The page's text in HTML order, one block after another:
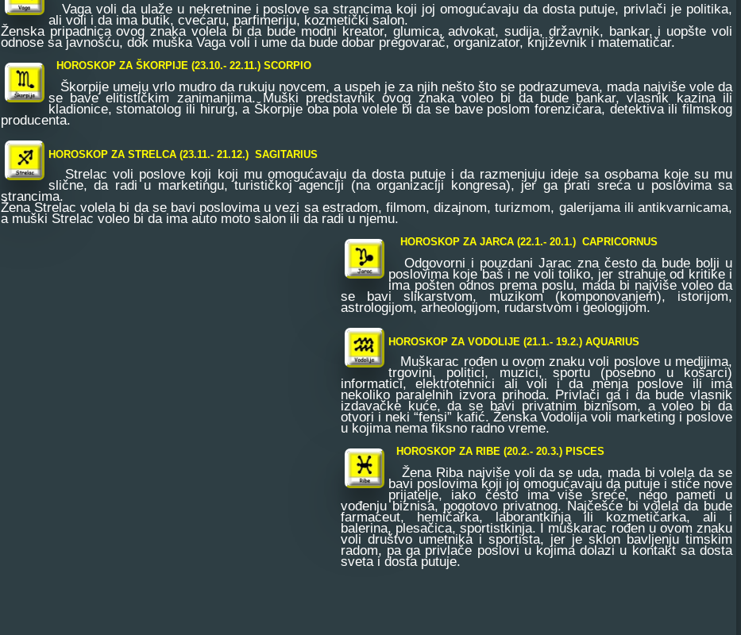
Vaga voli da ulaže u nekretnine i poslove sa strancima koji joj omogućavaju da dosta putuje, privlači je politika,
ali voli i da ima butik, cvećaru, parfimeriju, kozmetički salon.
Ženska pripadnica ovog znaka volela bi da bude modni kreator, glumica, advokat, sudija, državnik, bankar, i uopšte voli
odnose sa javnošću, dok muška Vaga voli i ume da bude dobar pregovarač, organizator, književnik i matematičar.
HOROSKOP ZA ŠKORPIJE (23.10.- 22.11.) SCORPIO
Škorpije umeju vrlo mudro da rukuju novcem, a uspeh je za njih nešto što se podrazumeva, mada najviše vole da
se bave elitističkim zanimanjima. Muški predstavnik ovog znaka voleo bi da bude bankar, vlasnik kazina ili
kladionice, stomatolog ili hirurg, a Škorpije oba pola volele bi da se bave poslom forenzičara, detektiva ili filmskog
producenta.
HOROSKOP ZA STRELCA (23.11.- 21.12.) SAGITARIUS
Strelac voli poslove koji koji mu omogućavaju da dosta putuje i da razmenjuju ideje sa osobama koje su mu
slične, da radi u marketingu, turističkoj agenciji (na organizaciji kongresa), jer ga prati sreća u poslovima sa
strancima.
Žena Strelac volela bi da se bavi poslovima u vezi sa estradom, filmom, dizajnom, turizmom, galerijama ili antikvarnicama,
a muški Strelac voleo bi da ima auto moto salon ili da radi u njemu.
HOROSKOP ZA JARCA (22.1.- 20.1.) CAPRICORNUS
Odgovorni i pouzdani Jarac zna često da bude bolji u
poslovima koje baš i ne voli toliko, jer strahuje od kritike i
ima pošten odnos prema poslu, mada bi najviše voleo da
se bavi slikarstvom, muzikom (komponovanjem), istorijom,
astrologijom, arheologijom, rudarstvom i geologijom.
HOROSKOP ZA VODOLIJE (21.1.- 19.2.) AQUARIUS
Muškarac rođen u ovom znaku voli poslove u medijima,
trgovini, politici, muzici, sportu (posebno u košarci)
informatici, elektrotehnici ali voli i da menja poslove ili ima
nekoliko paralelnih izvora prihoda. Privlači ga i da bude vlasnik
izdavačke kuće, da se bavi privatnim biznisom, a voleo bi da
otvori i neki “fensi” kafić. Ženska Vodolija voli marketing i poslove
u kojima nema fiksno radno vreme.
HOROSKOP ZA RIBE (20.2.- 20.3.) PISCES
Žena Riba najviše voli da se uda, mada bi volela da se
bavi poslovima koji joj omogućavaju da putuje i stiče nove
prijatelje, iako često ima više sreće, nego pameti u
vođenju biznisa, pogotovo privatnog. Najčešće bi volela da bude
farmaceut, hemičarka, laborantkinja ili kozmetičarka, ali i
balerina, plesačica, sportistkinja. I muškarac rođen u ovom znaku
voli društvo umetnika i sportista, jer je sklon bavljenju timskim
radom, pa ga privlače poslovi u kojima dolazi u kontakt sa dosta
sveta i dosta putuje.